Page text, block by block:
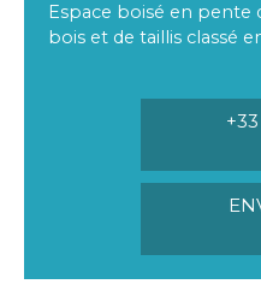
Espace boisé en pente
bois et de taillis classé